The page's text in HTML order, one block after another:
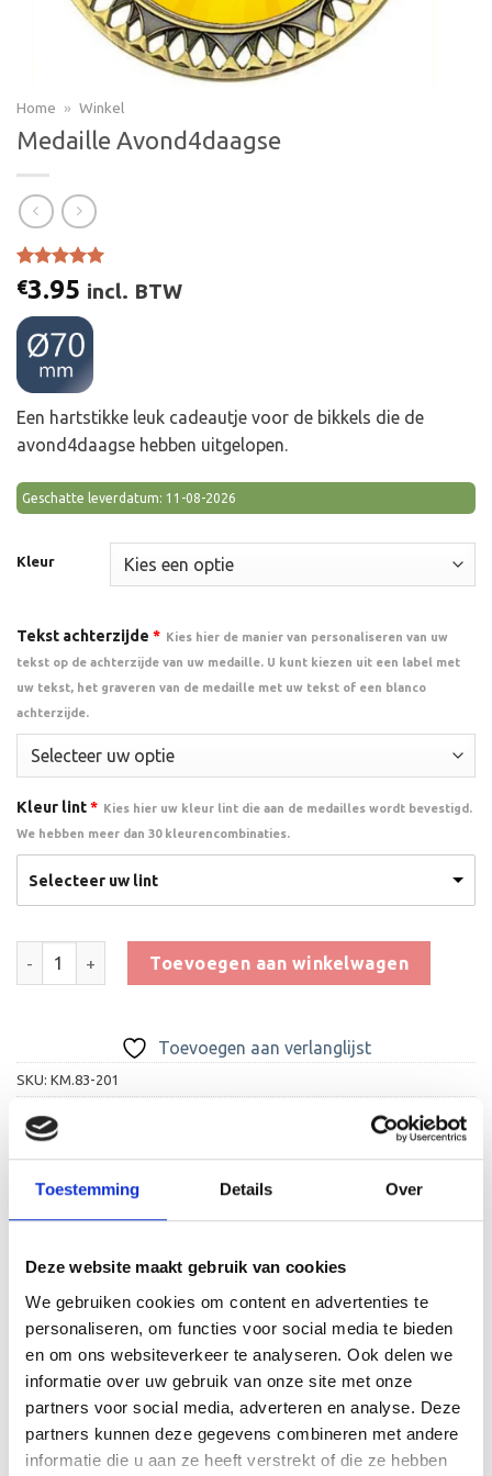
Toestemming Details Over
Deze website maakt gebruik van cookies
We gebruiken cookies om content en advertenties te
personaliseren, om functies voor social media te bieden
en om ons websiteverkeer te analyseren. Ook delen we
informatie over uw gebruik van onze site met onze
partners voor social media, adverteren en analyse. Deze
partners kunnen deze gegevens combineren met andere
informatie die u aan ze heeft verstrekt of die ze hebben
Home » Winkel
Medaille Avond4daagse
Gewaardeerd
5.00op 5
gebaseerd
op
4
klant
waarderingen
€3.95 incl. BTW
Een hartstikke leuk cadeautje voor de bikkels die de
avond4daagse hebben uitgelopen.
Geschatte leverdatum: 11-08-2026
Kleur
Tekst achterzijde * Kies hier de manier van personaliseren van uw
tekst op de achterzijde van uw medaille. U kunt kiezen uit een label met
uw tekst, het graveren van de medaille met uw tekst of een blanco
achterzijde.
Kleur lint* Kies hier uw kleur lint die aan de medailles wordt bevestigd.
We hebben meer dan 30 kleurencombinaties.
Selecteer uw lint
Medaille Avond4daagse aantal
Toevoegen aan winkelwagen
Toevoegen aan verlanglijst
SKU: KM.83-201
Categorieën: Medailles met Leuke Afbeelding
BESCHRIJVING
AANVULLENDE INFORMATIE
BEOORDELINGEN (4)
Deze medaille, speciaal ontworpen voor de
avond4daagse, heeft een diameter van 70mm en kunt u